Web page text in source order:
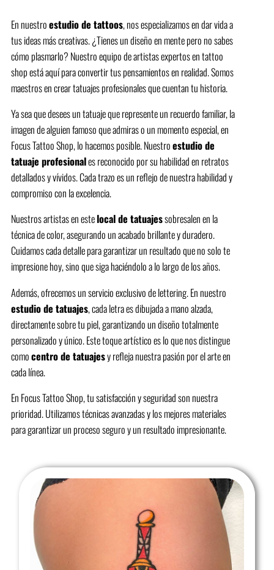
En nuestroestudio de tattoos, nos especializamos en dar vida a
tus ideas más creativas. ¿Tienes un diseño en mente pero no sabes
cómo plasmarlo? Nuestro equipo de artistas expertos en tattoo
shop está aquí para convertir tus pensamientos en realidad. Somos
maestros en crear tatuajes profesionales que cuentan tu historia.
Ya sea que desees un tatuaje que represente un recuerdo familiar, la
imagen de alguien famoso que admiras o un momento especial, en
Focus Tattoo Shop, lo hacemos posible. Nuestroestudio de
tatuaje profesionales reconocido por su habilidad en retratos
detallados y vívidos. Cada trazo es un reflejo de nuestra habilidad y
compromiso con la excelencia.
Nuestros artistas en estelocal de tatuajessobresalen en la
técnica de color, asegurando un acabado brillante y duradero.
Cuidamos cada detalle para garantizar un resultado que no solo te
impresione hoy, sino que siga haciéndolo a lo largo de los años.
Además, ofrecemos un servicio exclusivo de lettering. En nuestro
estudio de tatuajes, cada letra es dibujada a mano alzada,
directamente sobre tu piel, garantizando un diseño totalmente
personalizado y único. Este toque artístico es lo que nos distingue
comocentro de tatuajesy refleja nuestra pasión por el arte en
cada línea.
En Focus Tattoo Shop, tu satisfacción y seguridad son nuestra
prioridad. Utilizamos técnicas avanzadas y los mejores materiales
para garantizar un proceso seguro y un resultado impresionante.